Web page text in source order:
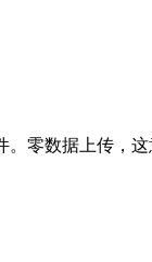
零数据上传，这